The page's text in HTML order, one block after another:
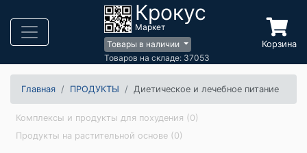
Крокус
Маркет
Товары в наличии
Товаров на складе: 37053
Корзина
Главная ПРОДУКТЫ Диетическое и лечебное питание
Комплексы и продукты для похудения (0)
Продукты на растительной основе (0)